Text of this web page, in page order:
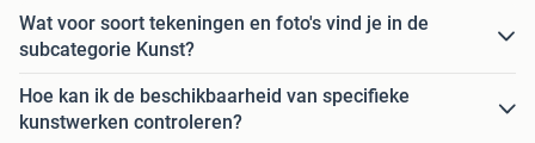
Wat voor soort tekeningen en foto's vind je in de
subcategorie Kunst?
Hoe kan ik de beschikbaarheid van specifieke
kunstwerken controleren?